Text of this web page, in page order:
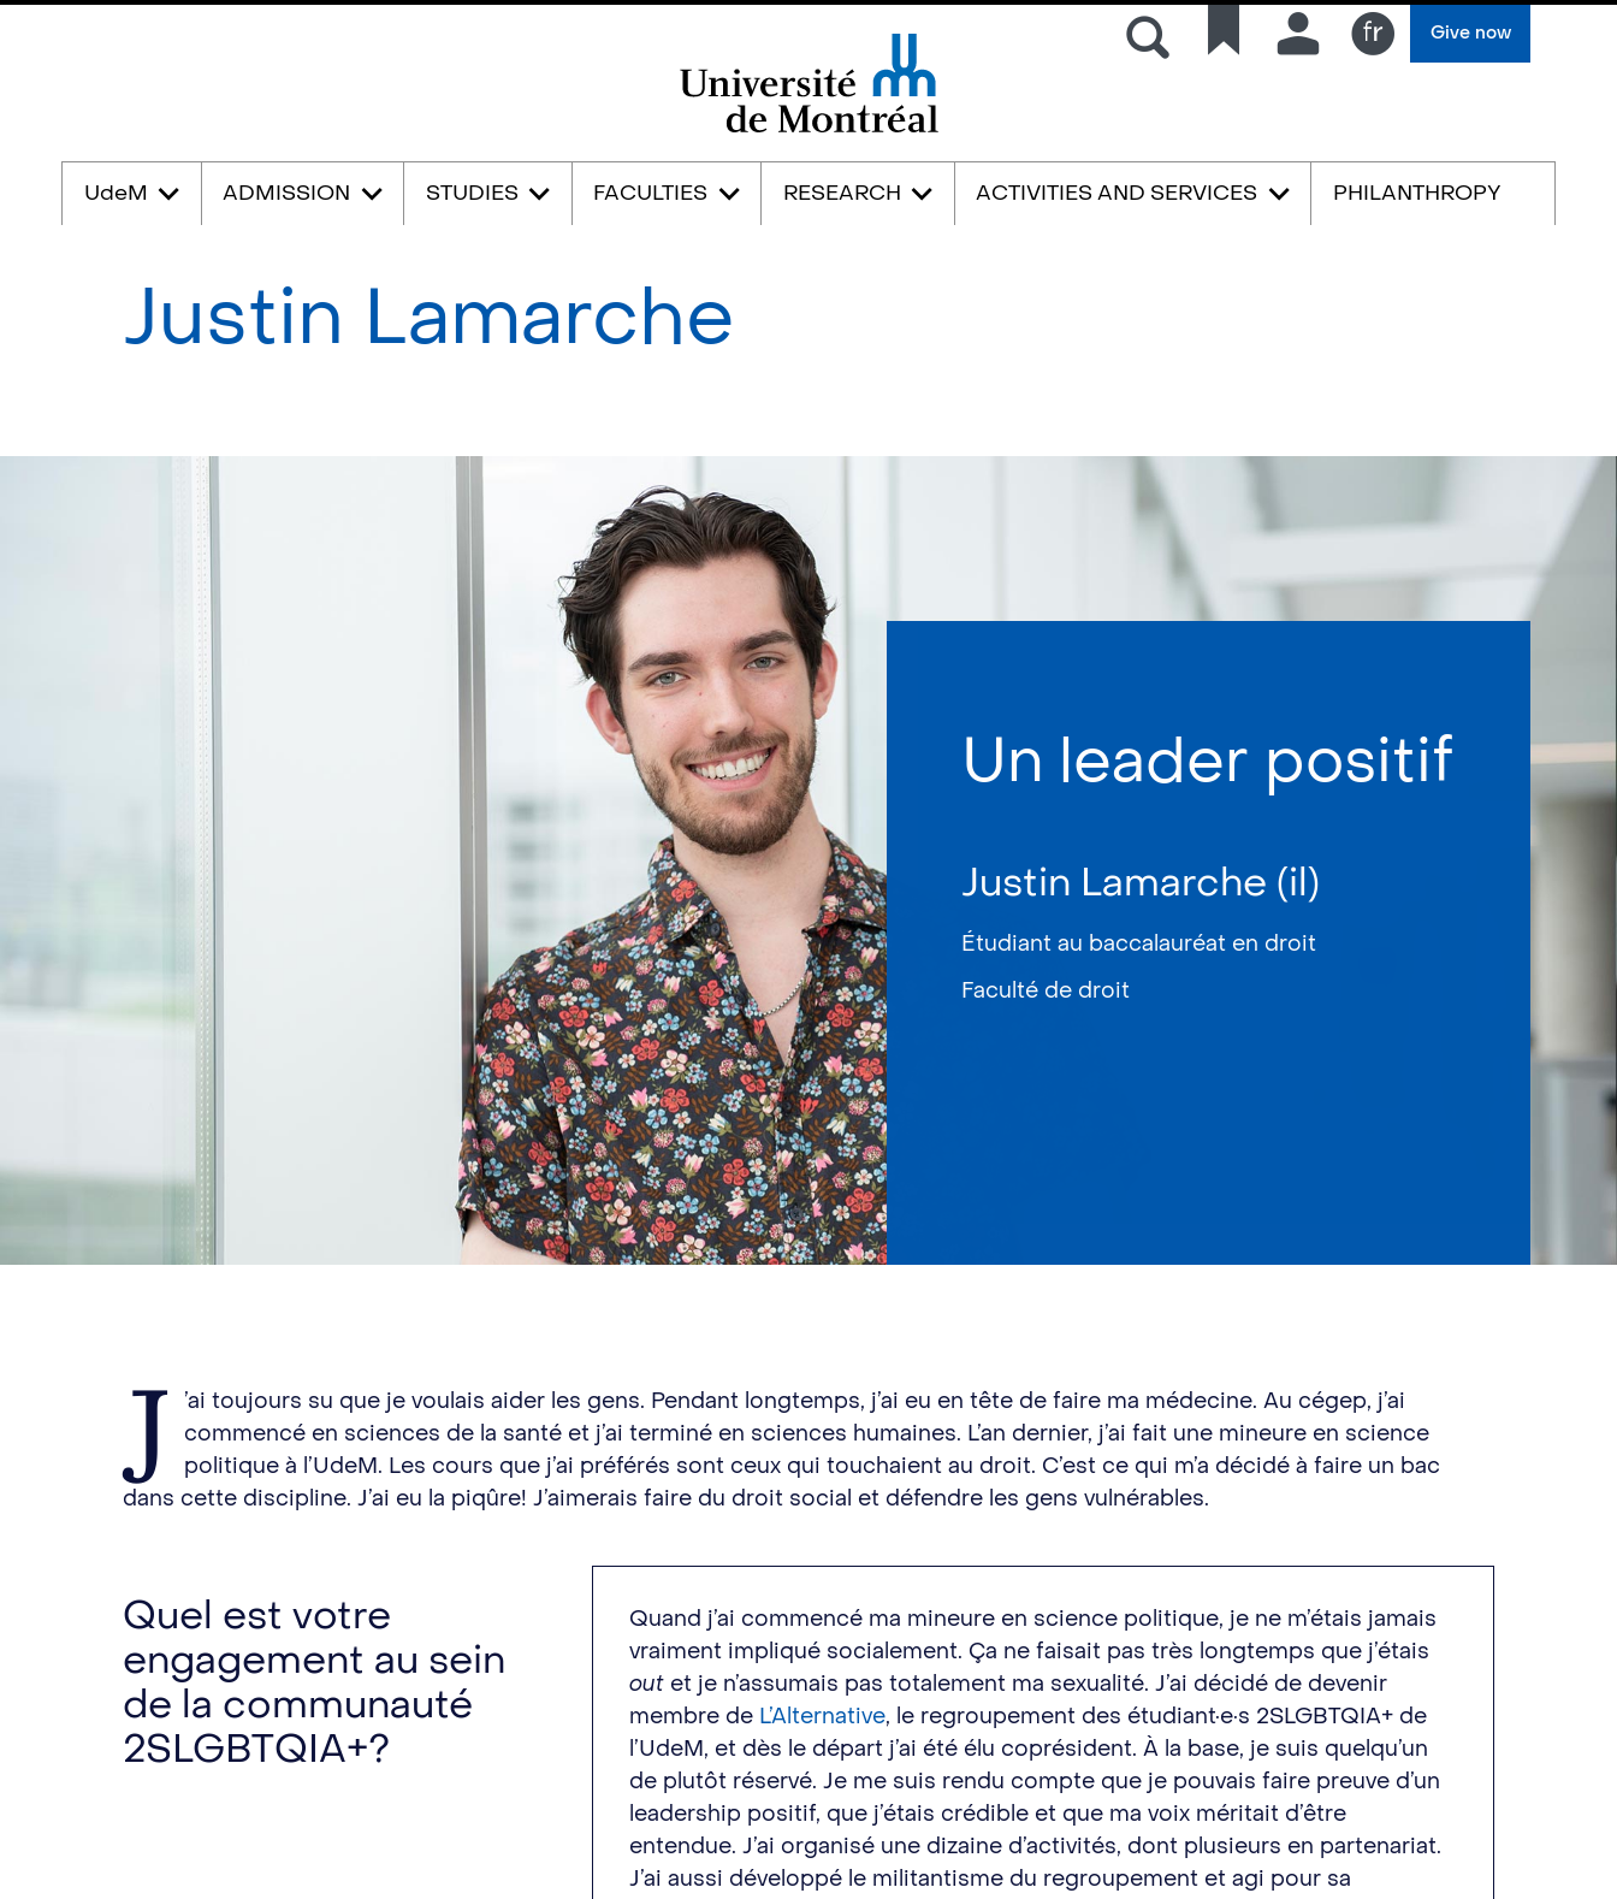
Search Quick Connection Give now
UdeM ADMISSION STUDIES FACULTIES RESEARCH ACTIVITIES AND SERVICES PHILANTHROPY
Justin Lamarche
Un leader positif
Justin Lamarche (il)
Étudiant au baccalauréat en droit
Faculté de droit
J
’ai toujours su que je voulais aider les gens. Pendant longtemps, j’ai eu en tête de faire ma médecine. Au cégep, j’ai
commencé en sciences de la santé et j’ai terminé en sciences humaines. L’an dernier, j’ai fait une mineure en science
politique à l’UdeM. Les cours que j’ai préférés sont ceux qui touchaient au droit. C’est ce qui m’a décidé à faire un bac
dans cette discipline. J’ai eu la piqûre! J’aimerais faire du droit social et défendre les gens vulnérables.
Quel est votre
engagement au sein
de la communauté
2SLGBTQIA+?
Quand j’ai commencé ma mineure en science politique, je ne m’étais jamais
vraiment impliqué socialement. Ça ne faisait pas très longtemps que j’étais
out et je n’assumais pas totalement ma sexualité. J’ai décidé de devenir
membre de L’Alternative, le regroupement des étudiant·e·s 2SLGBTQIA+ de
l’UdeM, et dès le départ j’ai été élu coprésident. À la base, je suis quelqu’un
de plutôt réservé. Je me suis rendu compte que je pouvais faire preuve d’un
leadership positif, que j’étais crédible et que ma voix méritait d’être
entendue. J’ai organisé une dizaine d’activités, dont plusieurs en partenariat.
J’ai aussi développé le militantisme du regroupement et agi pour sa